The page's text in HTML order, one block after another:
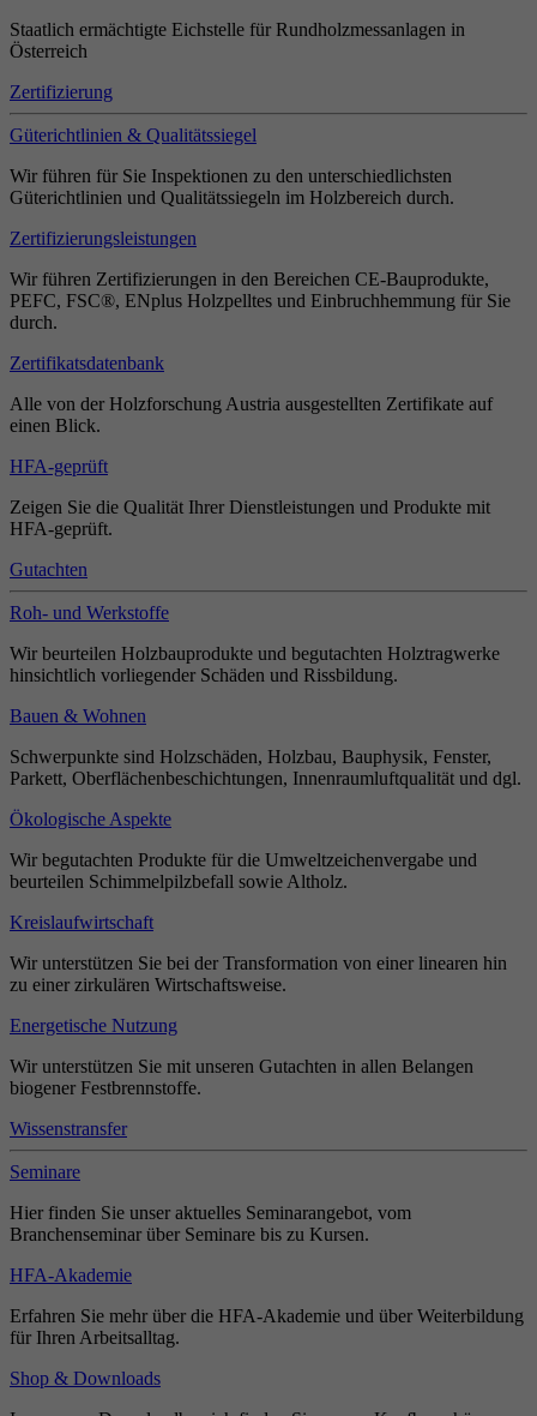
Staatlich ermächtigte Eichstelle für Rundholzmessanlagen in
Österreich
Zertifizierung
Güterichtlinien & Qualitätssiegel
Wir führen für Sie Inspektionen zu den unterschiedlichsten
Güterichtlinien und Qualitätssiegeln im Holzbereich durch.
Zertifizierungsleistungen
Wir führen Zertifizierungen in den Bereichen CE-Bauprodukte,
PEFC, FSC®, ENplus Holzpelltes und Einbruchhemmung für Sie
durch.
Zertifikatsdatenbank
Alle von der Holzforschung Austria ausgestellten Zertifikate auf
einen Blick.
HFA-geprüft
Zeigen Sie die Qualität Ihrer Dienstleistungen und Produkte mit
HFA-geprüft.
Gutachten
Roh- und Werkstoffe
Wir beurteilen Holzbauprodukte und begutachten Holztragwerke
hinsichtlich vorliegender Schäden und Rissbildung.
Bauen & Wohnen
Schwerpunkte sind Holzschäden, Holzbau, Bauphysik, Fenster,
Parkett, Oberflächenbeschichtungen, Innenraumluftqualität und dgl.
Ökologische Aspekte
Wir begutachten Produkte für die Umweltzeichenvergabe und
beurteilen Schimmelpilzbefall sowie Altholz.
Kreislaufwirtschaft
Wir unterstützen Sie bei der Transformation von einer linearen hin
zu einer zirkulären Wirtschaftsweise.
Energetische Nutzung
Wir unterstützen Sie mit unseren Gutachten in allen Belangen
biogener Festbrennstoffe.
Wissenstransfer
Seminare
Hier finden Sie unser aktuelles Seminarangebot, vom
Branchenseminar über Seminare bis zu Kursen.
HFA-Akademie
Erfahren Sie mehr über die HFA-Akademie und über Weiterbildung
für Ihren Arbeitsalltag.
Shop & Downloads